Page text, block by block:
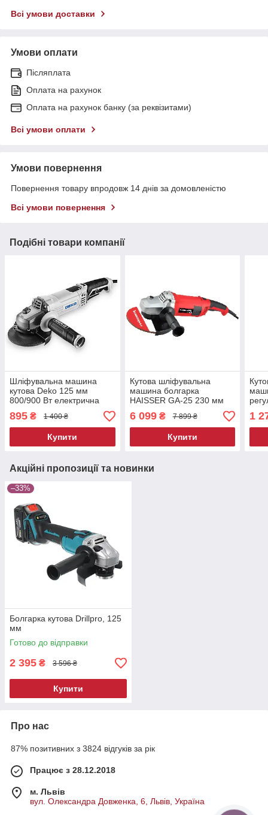
Всі умови доставки
Умови оплати
Післяплата
Оплата на рахунок
Оплата на рахунок банку (за реквізитами)
Всі умови оплати
Умови повернення
Повернення товару впродовж 14 днів за домовленістю
Всі умови повернення
Подібні товари компанії
Шліфувальна машина
кутова Deko 125 мм
800/900 Вт електрична
шліфмашина для різання
болгарка для шліфування
895 ₴ 1 400 ₴
Купити
Кутова шліфувальна
машина болгарка
HAISSER GA-25 230 мм
електрична кутова шліф
машина болгарка для
6 099₴ 7 899 ₴
Купити
1
Акційні пропозиції та новинки
–33%
Болгарка кутова Drillpro, 125
мм
Готово до відправки
2 395 ₴ 3 596 ₴
Купити
Про нас
87% позитивних з 3824 відгуків за рік
Працює з 28.12.2018
м. Львів
вул. Олександра Довженка, 6, Львів, Україна